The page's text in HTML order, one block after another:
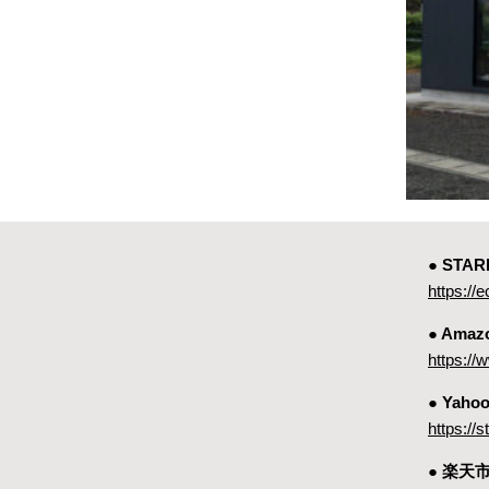
●
https://
●
https://
●
https://
● 楽天